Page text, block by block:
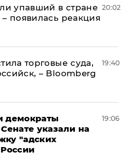
упавший в стране
появилась реакция
20:02
торговые суда,
– Bloomberg
19:40
демократы
указали на
"адских
19:06